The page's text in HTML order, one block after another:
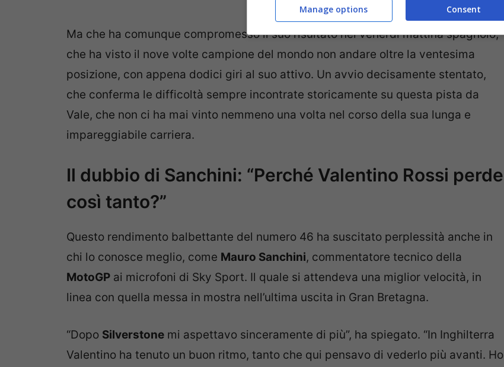
Ma che ha comunque compromesso il suo risultato nel venerdì mattina spagnolo,
che ha visto il nove volte campione del mondo non andare oltre la ventesima
posizione, con appena dodici giri al suo attivo. Un avvio decisamente stentato,
che conferma le difficoltà sempre incontrate storicamente su questa pista da
Vale, che non ci ha mai vinto nemmeno una volta nel corso della sua lunga e
impareggiabile carriera.
Il dubbio di Sanchini: “Perché Valentino Rossi perde
così tanto?”
Questo rendimento balbettante del numero 46 ha suscitato perplessità anche in
chi lo conosce meglio, come Mauro Sanchini, commentatore tecnico della
MotoGP ai microfoni di Sky Sport. Il quale si attendeva una miglior velocità, in
linea con quella messa in mostra nell’ultima uscita in Gran Bretagna.
“Dopo Silverstone mi aspettavo sinceramente di più”, ha spiegato. “In Inghilterra
Valentino ha tenuto un buon ritmo, tanto che qui pensavo di vederlo più avanti. Ho
Consent
Manage options